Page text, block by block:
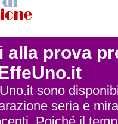
alla prova
sono
seria e